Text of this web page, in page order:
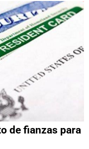
de fianzas para